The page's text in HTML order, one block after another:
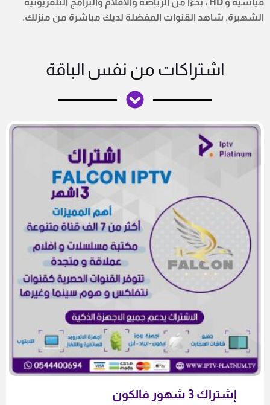
قياسية و HD ، بدءًا من الرياضة والأفلام والبرامج التلفزيونية
الشهيرة. شاهد القنوات المفضلة لديك مباشرة من منزلك.
اشتراكات من نفس الباقة
إشتراك 3 شهور فالكون